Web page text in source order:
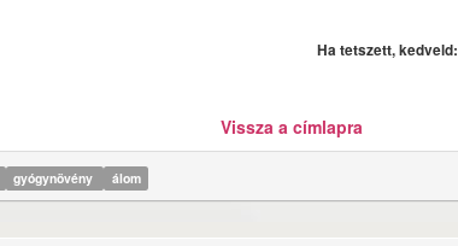
Ha tetszett, kedveld:
Vissza a címlapra
gyógynövény álom